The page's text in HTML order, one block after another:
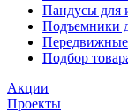
Пандусы для
Подъемники
Подбор
Акции
Проекты